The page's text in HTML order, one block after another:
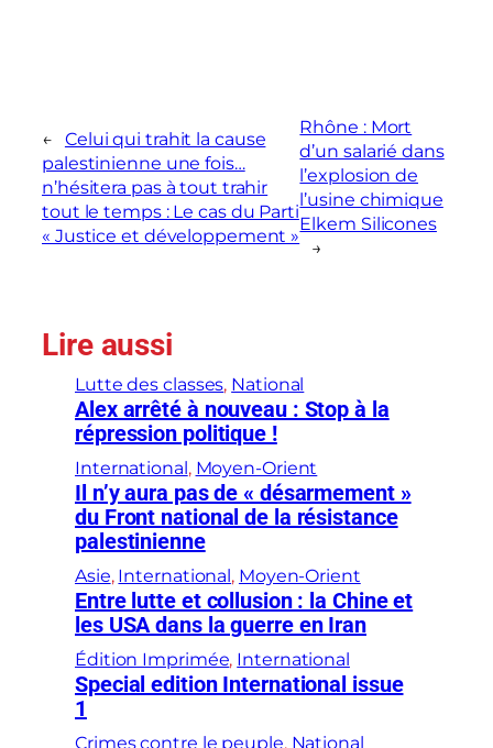
←
Celui qui trahit la cause
palestinienne une fois…
n’hésitera pas à tout trahir
tout le temps : Le cas du Parti
« Justice et développement »
Rhône : Mort
d’un salarié dans
l’explosion de
l’usine chimique
Elkem Silicones
→
Lire aussi
Lutte des classes, National
Alex arrêté à nouveau : Stop à la
répression politique !
International , Moyen-Orient
Il n’y aura pas de « désarmement »
du Front national de la résistance
palestinienne
Asie, International , Moyen-Orient
Entre lutte et collusion : la Chine et
les USA dans la guerre en Iran
Édition Imprimée, International
Special edition International issue
1
Crimes contre le peuple, National